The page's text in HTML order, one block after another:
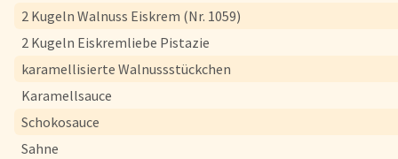
Über uns
Qualität
Presse & News
Rezepte
Karriere
2 Kugeln Walnuss Eiskrem (Nr. 1059)
2 Kugeln Eiskremliebe Pistazie
karamellisierte Walnussstückchen
Karamellsauce
Schokosauce
Sahne